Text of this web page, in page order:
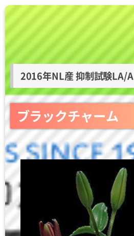
2016年NL産 抑制試験LA/A
ブラックチャーム